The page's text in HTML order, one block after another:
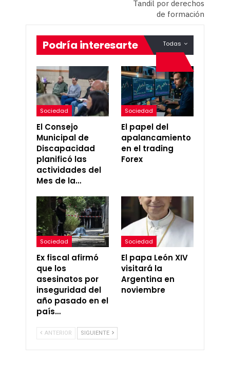
Tandil por derechos
de formación
Todas
Podría interesarte
Sociedad
El Consejo
Municipal de
Discapacidad
planificó las
actividades del
Mes de la…
Sociedad
El papel del
apalancamiento
en el trading
Forex
Sociedad
Ex fiscal afirmó
que los
asesinatos por
inseguridad del
año pasado en el
país…
Sociedad
El papa León XIV
visitará la
Argentina en
noviembre
ANTERIOR SIGUIENTE